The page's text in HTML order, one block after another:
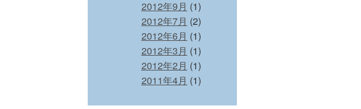
2012年9月 (1)
2012年7月 (2)
2012年6月 (1)
2012年3月 (1)
2012年2月 (1)
2011年4月 (1)